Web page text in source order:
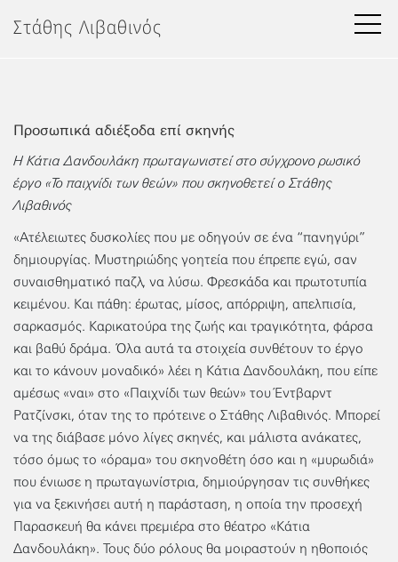
στοΣτάθης Λιβαθινός
Προσωπικά αδιέξοδα επί σκηνής
H Κάτια Δανδουλάκη πρωταγωνιστεί στο σύγχρονο ρωσικό
έργο «Το παιχνίδι των θεών» που σκηνοθετεί ο Στάθης
Λιβαθινός
«Ατέλειωτες δυσκολίες που με οδηγούν σε ένα “πανηγύρι”
δημιουργίας. Μυστηριώδης γοητεία που έπρεπε εγώ, σαν
συναισθηματικό παζλ, να λύσω. Φρεσκάδα και πρωτοτυπία
κειμένου. Και πάθη: έρωτας, μίσος, απόρριψη, απελπισία,
σαρκασμός. Καρικατούρα της ζωής και τραγικότητα, φάρσα
και βαθύ δράμα. Όλα αυτά τα στοιχεία συνθέτουν το έργο
και το κάνουν μοναδικό» λέει η Κάτια Δανδουλάκη, που είπε
αμέσως «ναι» στο «Παιχνίδι των θεών» του Έντβαρντ
Ρατζίνσκι, όταν της το πρότεινε ο Στάθης Λιβαθινός. Μπορεί
να της διάβασε μόνο λίγες σκηνές, και μάλιστα ανάκατες,
τόσο όμως το «όραμα» του σκηνοθέτη όσο και η «μυρωδιά»
που ένιωσε η πρωταγωνίστρια, δημιούργησαν τις συνθήκες
για να ξεκινήσει αυτή η παράσταση, η οποία την προσεχή
Παρασκευή θα κάνει πρεμιέρα στο θέατρο «Κάτια
Δανδουλάκη». Τους δύο ρόλους θα μοιραστούν η ηθοποιός